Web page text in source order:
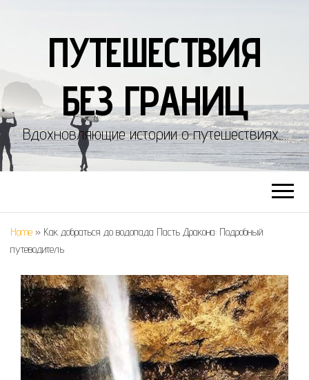
ПУТЕШЕСТВИЯ
БЕЗ ГРАНИЦ
Вдохновляющие истории о путешествиях…
Home » Как добраться до водопада Пасть Дракона: Подробный
путеводитель